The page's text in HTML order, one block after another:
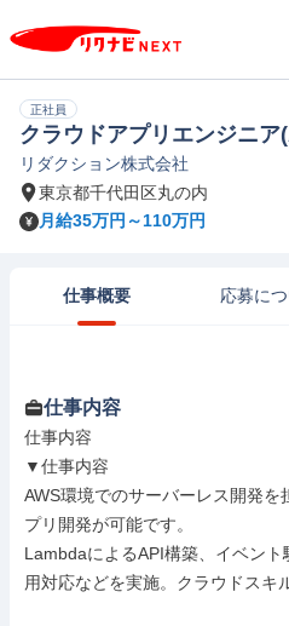
正社員
クラウドアプリエンジニ
リダクション株式会社
東京都千代田区丸の内
月給35万円～110万円
仕事概要 応募に
仕事内容
仕事内容
▼仕事内容
AWS環境でのサーバーレス開発
プリ開発が可能です。
LambdaによるAPI構築、イベン
用対応などを実施。クラウドスキ